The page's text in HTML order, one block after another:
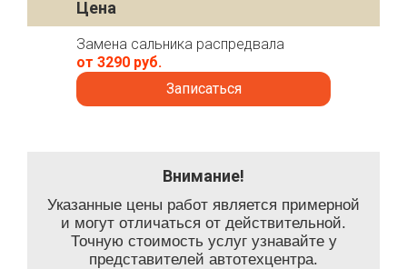
Цена
Замена сальника распредвала
от 3290 руб.
Записаться
Внимание!
Указанные цены работ является примерной
и могут отличаться от действительной.
Точную стоимость услуг узнавайте у
представителей автотехцентра.